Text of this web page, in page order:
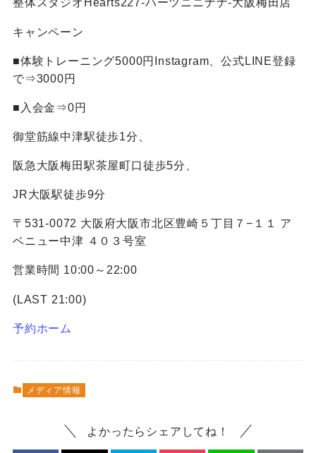
キャンペーン
■体験トレーニング5000円Instagram、公式LINE登録
で⇒3000円
■入会金⇒0円
御堂筋線中津駅徒歩1分、
阪急大阪梅田駅茶屋町口徒歩5分、
JR大阪駅徒歩9分
〒531-0072 大阪府大阪市北区豊崎５丁目７−１１ ア
ベニュー中津 ４０３号室
営業時間 10:00～22:00
(LAST 21:00)
予約ホーム
メディア情報
よかったらシェアしてね！